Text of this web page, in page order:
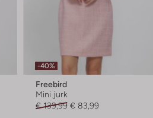
-40%
Freebird
Mini jurk
€ 139,99 € 83,99